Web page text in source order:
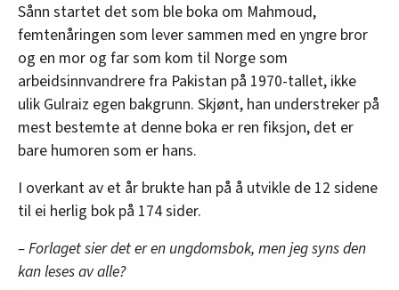
Sånn startet det som ble boka om Mahmoud,
femtenåringen som lever sammen med en yngre bror
og en mor og far som kom til Norge som
arbeidsinnvandrere fra Pakistan på 1970-tallet, ikke
ulik Gulraiz egen bakgrunn. Skjønt, han understreker på
mest bestemte at denne boka er ren fiksjon, det er
bare humoren som er hans.
I overkant av et år brukte han på å utvikle de 12 sidene
til ei herlig bok på 174 sider.
– Forlaget sier det er en ungdomsbok, men jeg syns den
kan leses av alle?